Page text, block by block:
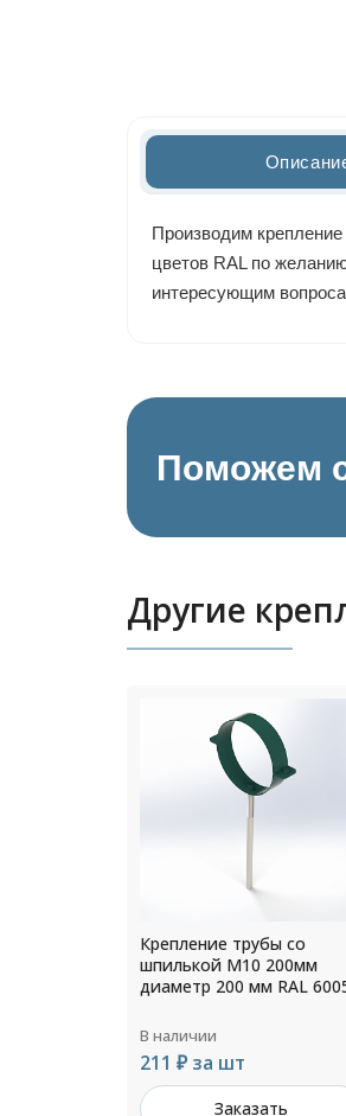
Производим
цветов RAL по
интересующим
Поможем
Другие
Крепление трубы со
шпилькой М10 200мм
диаметр 180 мм RAL
В наличии
204 ₽ за шт
Заказать